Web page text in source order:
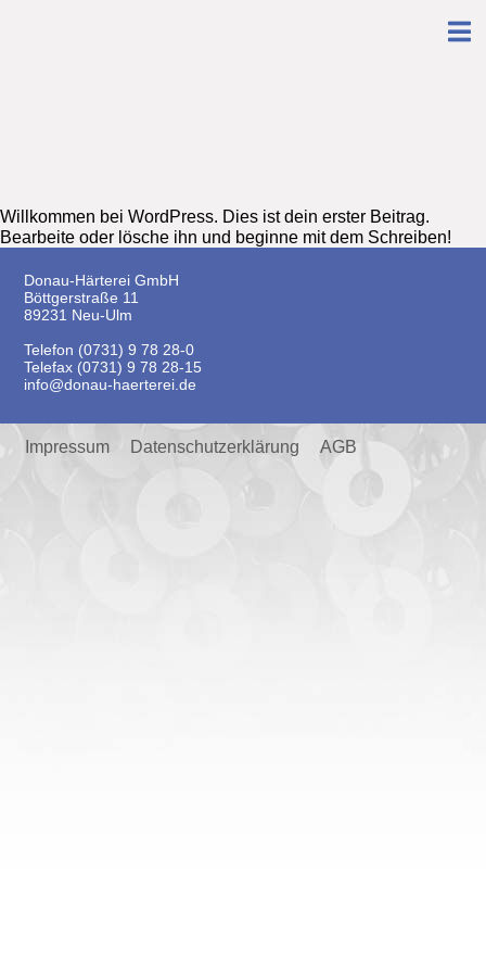
Willkommen bei WordPress. Dies ist dein erster Beitrag.
Bearbeite oder lösche ihn und beginne mit dem Schreiben!
Donau-Härterei GmbH
Böttgerstraße 11
89231 Neu-Ulm
Telefon (0731) 9 78 28-0
Telefax (0731) 9 78 28-15
info@donau-haerterei.de
Impressum Datenschutzerklärung AGB